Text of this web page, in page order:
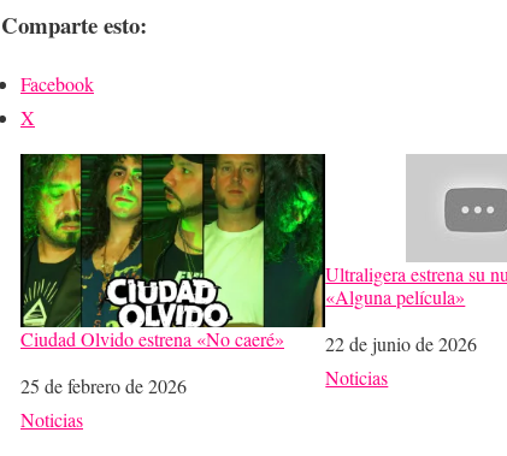
Comparte esto:
Facebook
X
Ciudad Olvido estrena «No caeré»
Fecha
25 de febrero de 2026
Respecto a
Noticias
Ultraligera estrena su
«Alguna película»
Fecha
22 de junio de 2026
Respecto a
Noticias